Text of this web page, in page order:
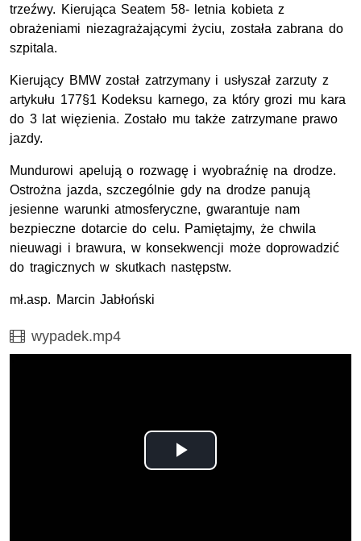
trzeźwy. Kierująca Seatem 58- letnia kobieta z
obrażeniami niezagrażającymi życiu, została zabrana do
szpitala.
Kierujący BMW został zatrzymany i usłyszał zarzuty z
artykułu 177§1 Kodeksu karnego, za który grozi mu kara
do 3 lat więzienia. Zostało mu także zatrzymane prawo
jazdy.
Mundurowi apelują o rozwagę i wyobraźnię na drodze.
Ostrożna jazda, szczególnie gdy na drodze panują
jesienne warunki atmosferyczne, gwarantuje nam
bezpieczne dotarcie do celu. Pamiętajmy, że chwila
nieuwagi i brawura, w konsekwencji może doprowadzić
do tragicznych w skutkach następstw.
mł.asp. Marcin Jabłoński
Film
wypadek.mp4
Odtwórz